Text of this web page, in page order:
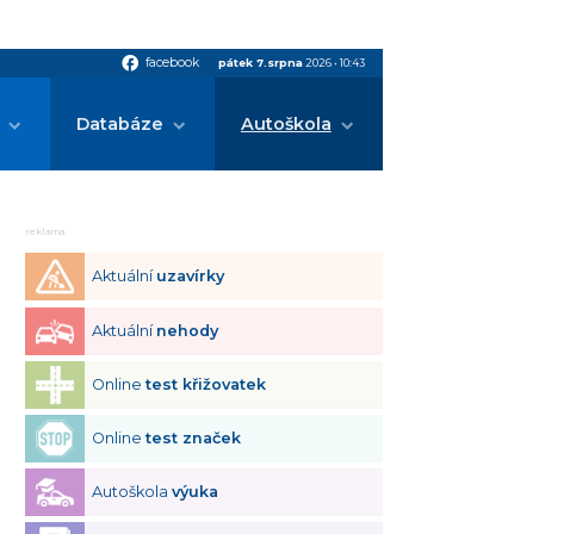
facebook facebook pátek 7.srpna 2026•10:43
Databáze Autoškola
reklama
Aktuální uzavírky
Aktuální nehody
Onlinetest křižovatek
Onlinetest značek
Autoškolavýuka